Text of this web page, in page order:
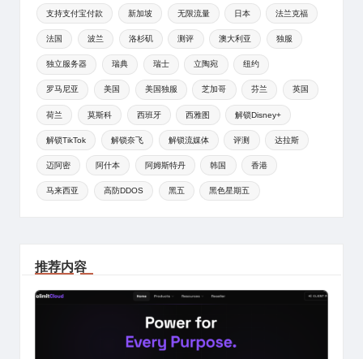
支持支付宝付款 新加坡 无限流量 日本 法兰克福
法国 波兰 洛杉矶 测评 澳大利亚 独服
独立服务器 瑞典 瑞士 立陶宛 纽约
罗马尼亚 美国 美国独服 芝加哥 芬兰 英国
荷兰 莫斯科 西班牙 西雅图 解锁Disney+
解锁TikTok 解锁奈飞 解锁流媒体 评测 达拉斯
迈阿密 阿什本 阿姆斯特丹 韩国 香港
马来西亚 高防DDOS 黑五 黑色星期五
推荐内容